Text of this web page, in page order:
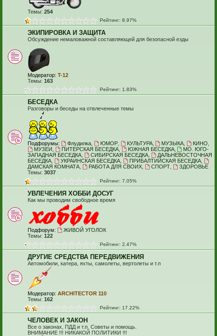
Темы: 254
Рейтинг: 8.97%
ЭКИПИРОВКА И ЗАЩИТА
Обсуждение немаловажной составляющей для безопасной езды
Модератор: T-12
Темы: 163
Рейтинг: 1.83%
БЕСЕДКА
Разговоры и беседы на отвлеченные темы
Подфорумы: Флудилка, ЮМОР, КУЛЬТУРА, МУЗЫКА КИНО
МУЗЕИ
ПИТЕРСКАЯ БЕСЕДКА, ЮЖНАЯ БЕСЕДКА,
МО. ЮГО-
ЗАПАДНАЯ БЕСЕДКА
СИБИРСКАЯ БЕСЕДКА,
ДАЛЬНЕВОСТОЧНАЯ
БЕСЕДКА
УКРАИНСКАЯ БЕСЕДКА, ПРИБАЛТИЙСКАЯ БЕСЕДКА,
ДАМСКАЯ КОМНАТА
РАБОТА ДЛЯ СВОИХ, СПОРТ,
ЗДОРОВЬЕ
Темы: 3037
Рейтинг: 7.05%
УВЛЕЧЕНИЯ ХОББИ ДОСУГ
Как мы проводим свободное время
Подфорум:
ЖИВОЙ УГОЛОК
Темы: 122
Рейтинг: 2.47%
ДРУГИЕ СРЕДСТВА ПЕРЕДВИЖЕНИЯ
Автомобили, катера, яхты, самолеты, вертолеты и т.п
Модератор: ARCHITECTOR 110
Темы: 162
Рейтинг: 17.22%
ЧЕЛОВЕК И ЗАКОН
Все о законах, ПДД и т.п. Советы и помощь.
ВНИМАНИЕ !!! НИКАКОЙ ПОЛИТИКИ !!!